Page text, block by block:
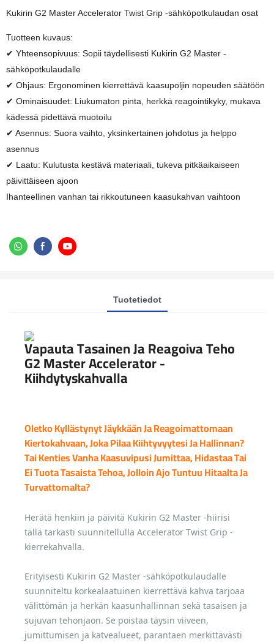
Kukirin G2 Master Accelerator Twist Grip -sähköpotkulaudan osat
Tuotteen kuvaus:
✔ Yhteensopivuus: Sopii täydellisesti Kukirin G2 Master -
sähköpotkulaudalle
✔ Ohjaus: Ergonominen kierrettävä kaasupoljin nopeuden säätöön
✔ Ominaisuudet: Liukumaton pinta, herkkä reagointikyky, mukava
kädessä pidettävä muotoilu
✔ Asennus: Suora vaihto, yksinkertainen johdotus ja helppo
asennus
✔ Laatu: Kulutusta kestävä materiaali, tukeva pitkäaikaiseen
päivittäiseen ajoon
Ihanteellinen vanhan tai rikkoutuneen kaasukahvan vaihtoon
Tuotetiedot
Vapauta Tasainen Ja Reagoiva Teho
G2 Master Accelerator -
Kiihdytyskahvalla
Oletko Kyllästynyt Jäykkään Ja Reagoimattomaan
Kiertokahvaan, Joka Pilaa Kiihtyvyytesi Ja Hallinnan?
Tai Kenties Vanha Kaasuvipusi Jumittaa, Hidastaa Tai
Ei Tuota Tasaista Tehoa, Jolloin Ajo Tuntuu Hitaalta Ja
Turvattomalta?
Herätä henkiin ja päivitä Kukirin G2 Master -hiirisi
tällä tarkasti suunnitellulla Accelerator Twist Grip -
kierrekahvalla.
Erityisesti Kukirin G2 Master -sähköpotkulaudalle
suunniteltu korkealaatuinen kierrettävä kahva tarjoaa
välittömän ja herkän kaasunhallinnan sekä tasaisen ja
sujuvan tehonjaon. Se poistaa täysin viiveen,
jumittumisen ja katvealueet, parantaen merkittävästi